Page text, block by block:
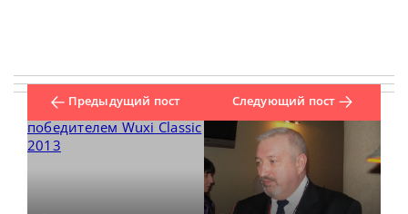
Предыдущий пост Следующий пост